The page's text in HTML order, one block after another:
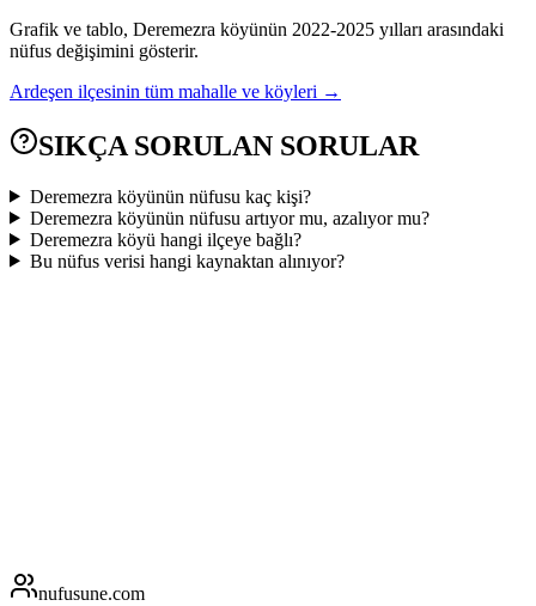
Grafik ve tablo, Deremezra köyünün 2022-2025 yılları arasındaki
nüfus değişimini gösterir.
Ardeşen ilçesinin tüm mahalle ve köyleri →
SIKÇA SORULAN SORULAR
Deremezra köyünün nüfusu kaç kişi?
Deremezra köyünün nüfusu artıyor mu, azalıyor mu?
Deremezra köyü hangi ilçeye bağlı?
Bu nüfus verisi hangi kaynaktan alınıyor?
nufusune.com